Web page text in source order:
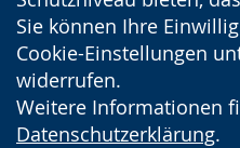
Sie können Ihre
Cookie-Einstellungen
widerrufen.
Weitere Informationen
Datenschutzerklärung.